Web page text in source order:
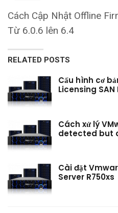
Cách Cập Nhật Offline
Từ 6.0.6 lên 6.4
RELATED POSTS
Cấu hình cơ
Licensing SAN
Cách xử lý
detected but
Cài đặt
Server R750xs